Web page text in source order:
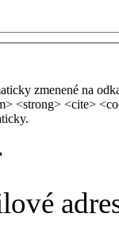
zmenené na
<strong> <cite>